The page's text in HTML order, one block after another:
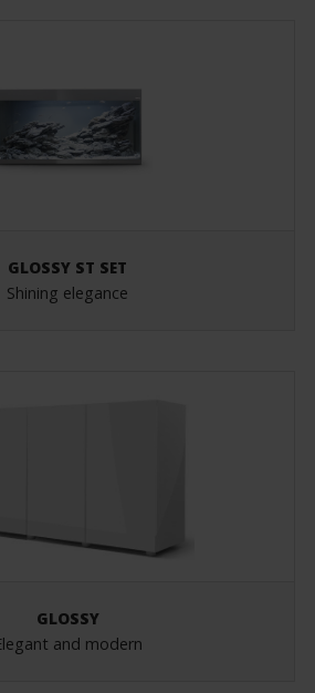
GLOSSY ST SET
Shining elegance
GLOSSY
and modern